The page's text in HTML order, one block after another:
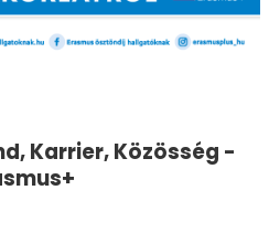
Karrier, Közösség -